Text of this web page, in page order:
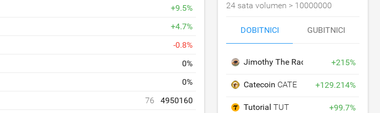
+9.5%
+4.7%
-0.8%
0%
0%
76
4950160
24 sata volumen > 10000000
DOBITNICI GUBITNICI
Jimothy The Raccoon JIMOTHY
+215%
Catecoin CATE +129.214%
TutorialTUT +99.7%